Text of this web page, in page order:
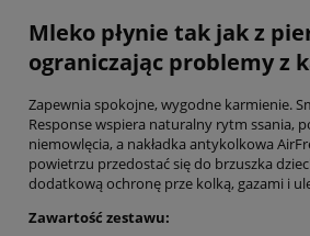
Mleko płynie tak jak z
ograniczając problemy z
Zapewnia spokojne, wygodne karmienie.
Response wspiera naturalny rytm ssania,
niemowlęcia, a nakładka antykolkowa
powietrzu przedostać się do brzuszka
dodatkową ochronę prze kolką, gazami i
Zawartość zestawu: